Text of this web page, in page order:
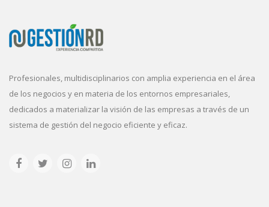
Profesionales, multidisciplinarios con amplia experiencia en el área
de los negocios y en materia de los entornos empresariales,
dedicados a materializar la visión de las empresas a través de un
sistema de gestión del negocio eficiente y eficaz.